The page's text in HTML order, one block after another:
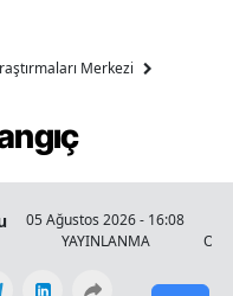
Merkezi
05 Ağustos 2026 - 16:08
YAYINLANMA